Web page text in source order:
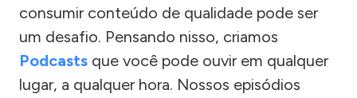
consumir conteúdo de qualidade pode ser
um desafio. Pensando nisso, criamos
Podcasts que você pode ouvir em qualquer
lugar, a qualquer hora. Nossos episódios